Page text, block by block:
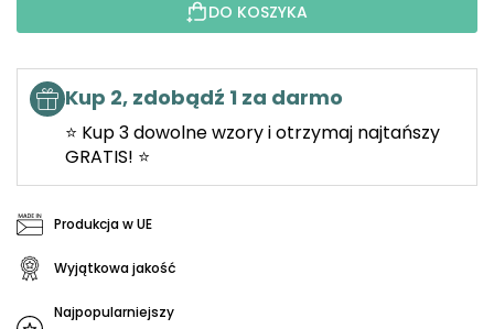
DO KOSZYKA
Kup 2, zdobądź 1 za darmo
⭐ Kup 3 dowolne wzory i otrzymaj najtańszy
GRATIS! ⭐
Produkcja w UE
Wyjątkowa jakość
Najpopularniejszy